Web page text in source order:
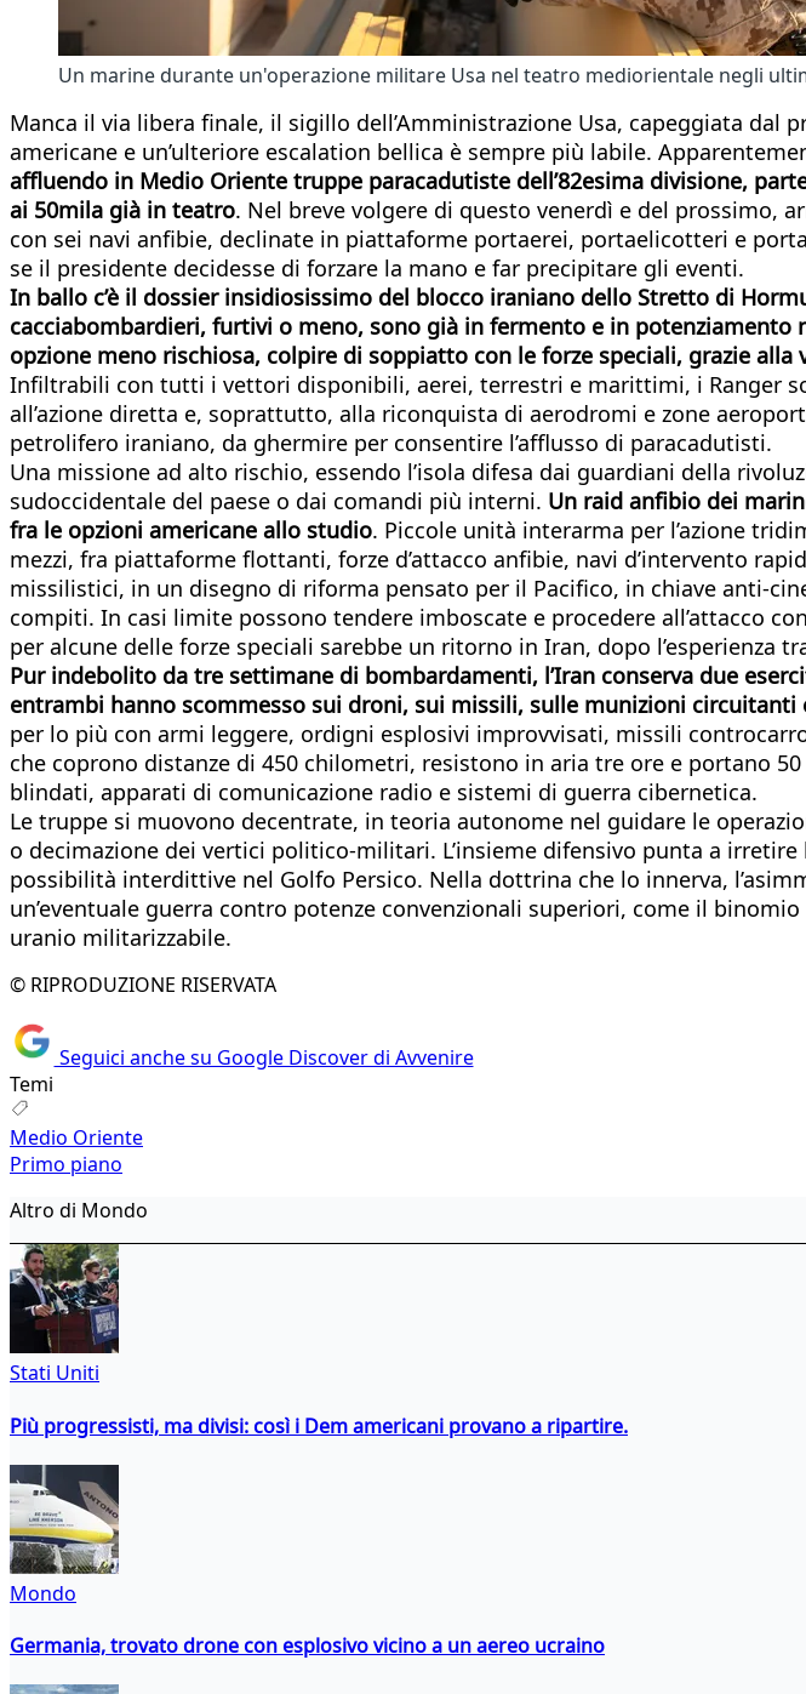
Un marine durante un'operazione militare Usa nel teatro mediorientale negli
Manca il via libera finale, il sigillo dell’Amministrazione Usa, capeggiata
americane e un’ulteriore escalation bellica è sempre più labile.
affluendo in Medio Oriente truppe paracadutiste dell’82esima divisione,
ai 50mila già in teatro. Nel breve volgere di questo venerdì e del prossimo,
con sei navi anfibie, declinate in piattaforme portaerei, portaelicotteri e
se il presidente decidesse di forzare la mano e far precipitare gli eventi.
In ballo c’è il dossier insidiosissimo del blocco iraniano dello Stretto di
cacciabombardieri, furtivi o meno, sono già in fermento e in
opzione meno rischiosa, colpire di soppiatto con le forze speciali, grazie
Infiltrabili con tutti i vettori disponibili, aerei, terrestri e marittimi, i Ranger
all’azione diretta e, soprattutto, alla riconquista di aerodromi e zone
petrolifero iraniano, da ghermire per consentire l’afflusso di paracadutisti.
Una missione ad alto rischio, essendo l’isola difesa dai guardiani della
sudoccidentale del paese o dai comandi più interni. Un raid anfibio dei
fra le opzioni americane allo studio. Piccole unità interarma per l’azione
mezzi, fra piattaforme flottanti, forze d’attacco anfibie, navi d’intervento
missilistici, in un disegno di riforma pensato per il Pacifico, in chiave anti-
compiti. In casi limite possono tendere imboscate e procedere all’attacco
per alcune delle forze speciali sarebbe un ritorno in Iran, dopo l’esperienza
Pur indebolito da tre settimane di bombardamenti, l’Iran conserva due
entrambi hanno scommesso sui droni, sui missili, sulle munizioni circuitanti
per lo più con armi leggere, ordigni esplosivi improvvisati, missili
che coprono distanze di 450 chilometri, resistono in aria tre ore e portano
blindati, apparati di comunicazione radio e sistemi di guerra cibernetica.
Le truppe si muovono decentrate, in teoria autonome nel guidare le
o decimazione dei vertici politico-militari. L’insieme difensivo punta a
possibilità interdittive nel Golfo Persico. Nella dottrina che lo innerva,
un’eventuale guerra contro potenze convenzionali superiori, come il
uranio militarizzabile.
© RIPRODUZIONE RISERVATA
Seguici anche su Google Discover di Avvenire
Temi
Medio Oriente
Primo piano
Altro di Mondo
Stati Uniti
Più progressisti, ma divisi: così i Dem americani provano a ripartire.
Mondo
Germania, trovato drone con esplosivo vicino a un aereo ucraino